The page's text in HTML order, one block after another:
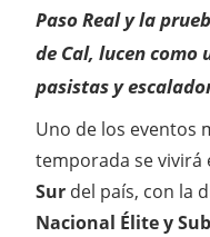
Paso Real y la
de Cal, lucen
pasistas y
Uno de los eventos
temporada se vivirá
Sur del país, con la
Nacional Élite y